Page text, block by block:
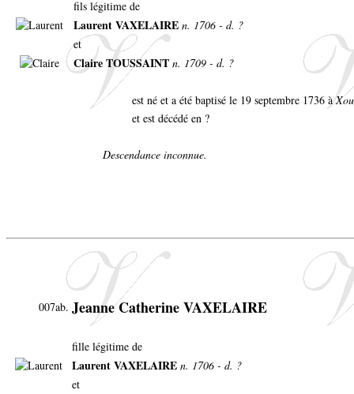
fils légitime de
Laurent VAXELAIRE n. 1706 - d. ?
et
Claire TOUSSAINT n. 1709 - d. ?
est né et a été baptisé le 19 septembre 1736 à
et est décédé en ?
Descendance inconnue.
007ab. Jeanne Catherine VAXELAIRE
fille légitime de
Laurent VAXELAIRE n. 1706 - d. ?
et